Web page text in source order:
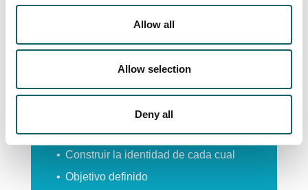
Allow all
Allow selection
Deny all
Oportunidades y ayuda para que cada
cual construya su identidad y defina
Itinerarios con distintas opciones
Pluralidad de perfiles
Construir la identidad de cada cual
Objetivo definido